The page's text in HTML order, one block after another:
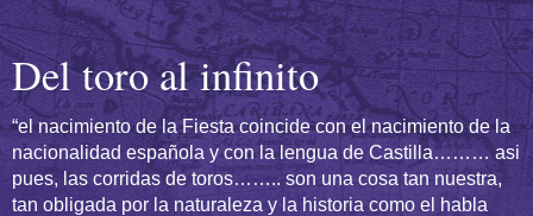
Del toro al infinito
“el nacimiento de la Fiesta coincide con el nacimiento de la
nacionalidad española y con la lengua de Castilla……… asi
pues, las corridas de toros…….. son una cosa tan nuestra,
tan obligada por la naturaleza y la historia como el habla